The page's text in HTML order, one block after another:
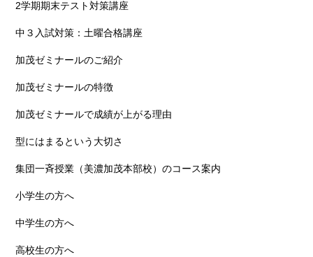
2学期期末テスト対策講座
中３入試対策：土曜合格講座
加茂ゼミナールのご紹介
加茂ゼミナールの特徴
加茂ゼミナールで成績が上がる理由
型にはまるという大切さ
集団一斉授業（美濃加茂本部校）のコース案内
小学生の方へ
中学生の方へ
高校生の方へ